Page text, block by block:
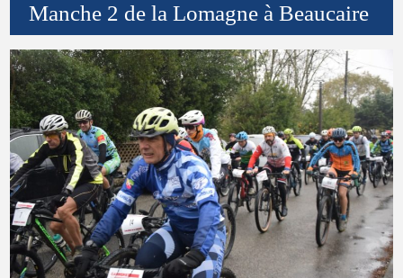
Manche 2 de la Lomagne à Beaucaire